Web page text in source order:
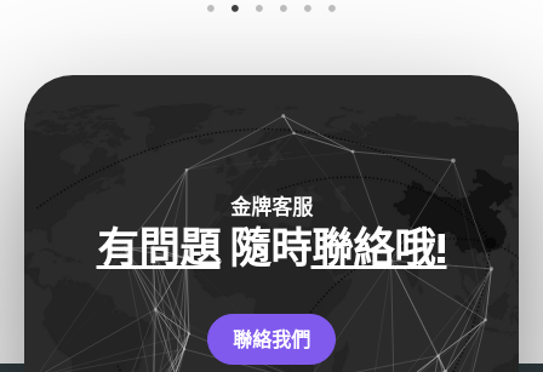
金牌客服
有問題隨時聯絡哦!
聯絡我們